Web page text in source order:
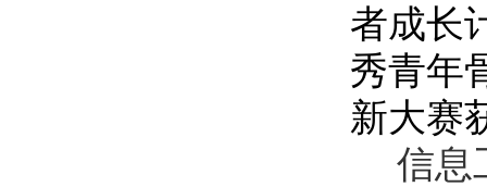
者成长
秀青年
新大赛
信息